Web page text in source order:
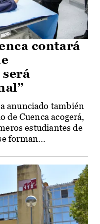
contará
anunciado también
Cuenca acogerá,
estudiantes de
forman...